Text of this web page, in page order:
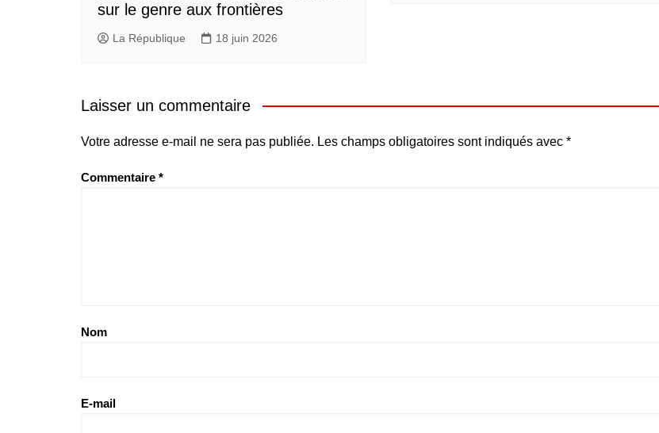
sur le genre aux frontières
La République 18 juin 2026
Laisser un commentaire
Votre adresse e-mail ne sera pas publiée. Les champs obligatoires sont indiqués avec *
Commentaire *
Nom
E-mail